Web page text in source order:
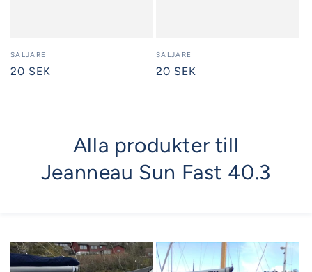
Säljare:
SÄLJARE
Ordinarie
20 SEK
Säljare:
SÄLJARE
Ordinarie
20 SEK
Alla produkter till
Jeanneau Sun Fast 40.3